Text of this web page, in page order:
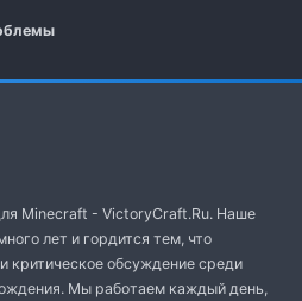
Minecraft - VictoryCraft.Ru. Наше
лет и гордится тем, что
критическое обсуждение среди
Мы работаем каждый день,